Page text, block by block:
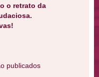
o retrato da
publicados